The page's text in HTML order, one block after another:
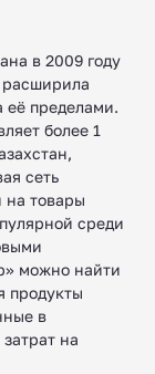
в 2009 году
расширила
её пределами.
более 1
сеть
на товары
среди
можно найти
продукты
в
на